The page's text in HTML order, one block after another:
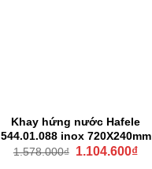
Khay hứng nước Hafele
544.01.088 inox 720X240mm
1.578.000₫ Giá
1.104.600₫Giá